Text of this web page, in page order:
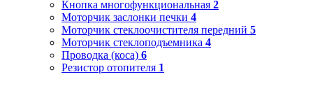
Кнопка многофункциональная 2
Моторчик заслонки печки 4
Моторчик стеклоочистителя передний 5
Моторчик стеклоподъемника 4
Проводка (коса) 6
Резистор отопителя 1